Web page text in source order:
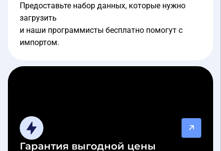
Предоставьте набор данных, которые нужно
загрузить
и наши программисты бесплатно помогут с
импортом.
Гарантия выгодной цены